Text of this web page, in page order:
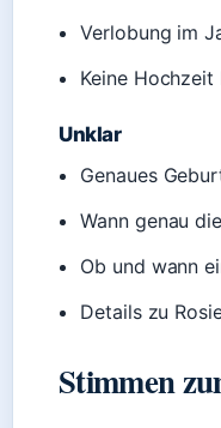
Verlobung im
Keine Hochzeit
Unklar
Genaues
Wann genau
Ob und wann
Details zu
Stimmen